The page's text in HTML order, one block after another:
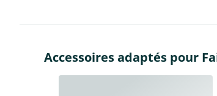
Accessoires adaptés pour